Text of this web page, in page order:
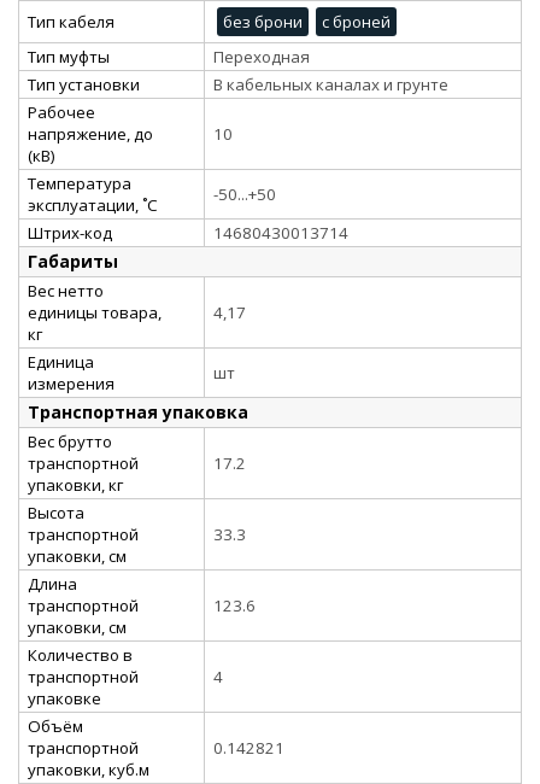
Тип кабеля без брони
с броней
Тип муфты
Переходная
Тип установки
В кабельных каналах и грунте
Рабочее
напряжение, до
(кВ)
10
Температура
эксплуатации, ˚С
-50...+50
Штрих-код
14680430013714
Габариты
Вес нетто
единицы товара,
кг
4,17
Единица
измерения
шт
Транспортная упаковка
Вес брутто
транспортной
упаковки, кг
17.2
Высота
транспортной
упаковки, см
33.3
Длина
транспортной
упаковки, см
123.6
Количество в
транспортной
упаковке
4
Объём
транспортной
упаковки, куб.м
0.142821